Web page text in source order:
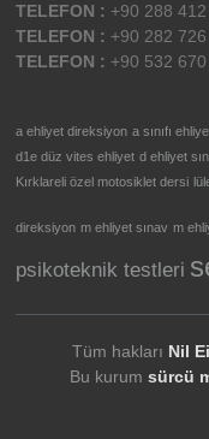
TELEFON : +90 288
TELEFON : +90 282
TELEFON : +90 532
a ehliyet direksiyon a sınıfı
d1e düz vites ehliyet d ehliyet
Kırklareli özel motosiklet dersi
direksiyon m ehliyet sınav m
psikoteknik testleri
Tüm hakları Nil
Bu kurum sürcü